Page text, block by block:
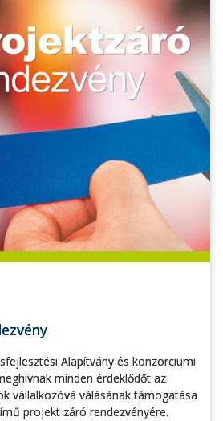
Alapítvány és konzorciumi
minden érdeklődőt az
vállalkozóvá válásának támogatása
projekt záró rendezvényére.